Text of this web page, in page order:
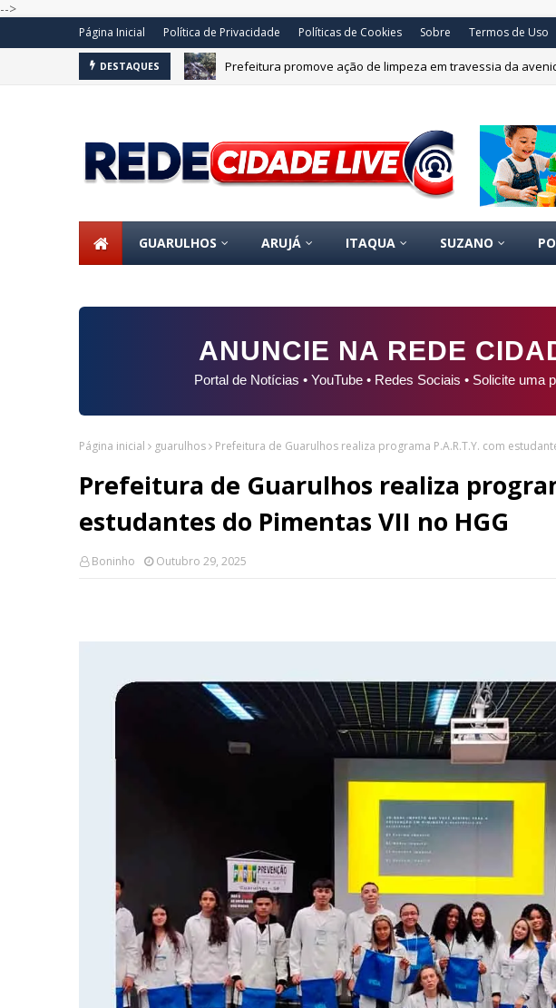
-->
Página Inicial Política de Privacidade Políticas de Cookies Sobre Termos de Uso
DESTAQUES Prefeitura promove ação de limpeza em travessia da
GUARULHOS ARUJÁ ITAQUA SUZANO
ANUNCIE NA REDE
Portal de Notícias • YouTube • Redes Sociais • Solicite uma
Página inicial guarulhos Prefeitura de Guarulhos realiza programa P.A.R.T.Y. com
Prefeitura de Guarulhos realiza
estudantes do Pimentas VII no HGG
Boninho Outubro 29, 2025